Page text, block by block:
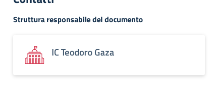
Struttura responsabile del documento
IC Teodoro Gaza